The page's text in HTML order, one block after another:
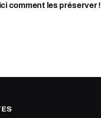
comment les préserver !